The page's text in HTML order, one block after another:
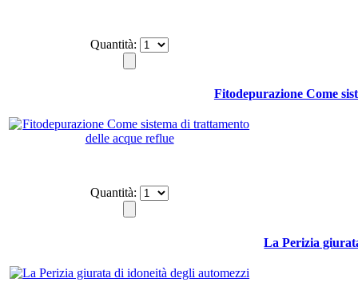
Quantità:
Fitodepurazione Come
Quantità:
La Perizia